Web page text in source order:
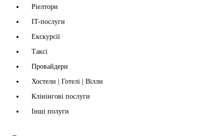
Ріелтори
IT-послуги
Екскурсії
Таксі
Провайдери
Хостели | Готелі | Вілли
Клінінгові послуги
Інші полуги